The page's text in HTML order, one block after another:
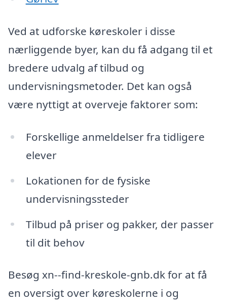
Ved at udforske køreskoler i disse
nærliggende byer, kan du få adgang til et
bredere udvalg af tilbud og
undervisningsmetoder. Det kan også
være nyttigt at overveje faktorer som:
Forskellige anmeldelser fra tidligere
elever
Lokationen for de fysiske
undervisningssteder
Tilbud på priser og pakker, der passer
til dit behov
Besøg xn--find-kreskole-gnb.dk for at få
en oversigt over køreskolerne i og